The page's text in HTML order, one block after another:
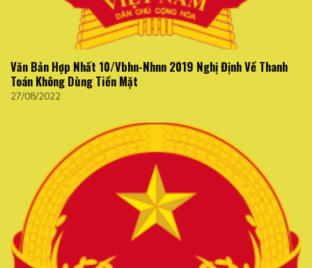
Văn Bản Hợp Nhất 10/Vbhn-Nhnn 2019 Nghị Định Về Thanh
Toán Không Dùng Tiền Mặt
27/08/2022